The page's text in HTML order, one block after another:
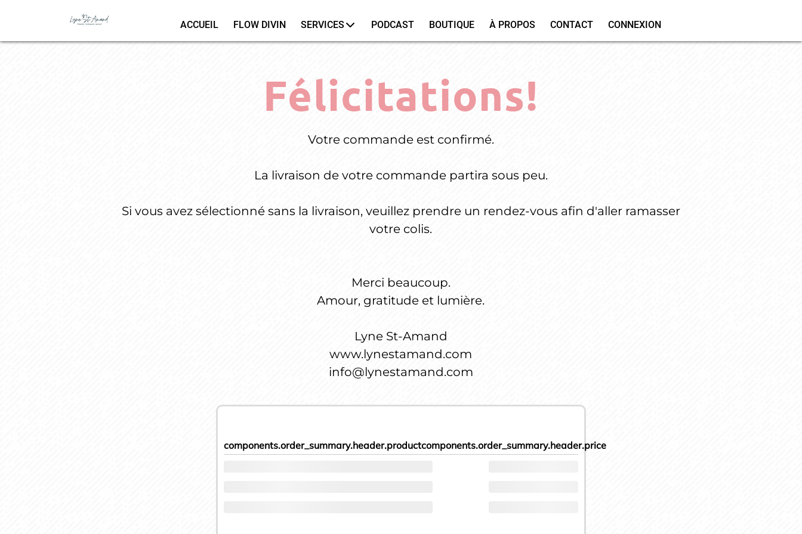
ACCUEIL FLOW DIVIN SERVICES PODCAST BOUTIQUE À PROPOS CONTACT CONNEXION
Félicitations!
Votre commande est confirmé.
La livraison de votre commande partira sous peu.
Si vous avez sélectionné sans la livraison, veuillez prendre un rendez-vous afin d'aller ramasser
votre colis.
Merci beaucoup.
Amour, gratitude et lumière.
Lyne St-Amand
www.lynestamand.com
info@lynestamand.com
components.order_summary.header.productcomponents.order_summary.header.price